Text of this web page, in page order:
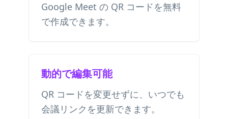
Google Meet の QR コードを無料
で作成できます。
動的で編集可能
QR コードを変更せずに、いつでも
会議リンクを更新できます。